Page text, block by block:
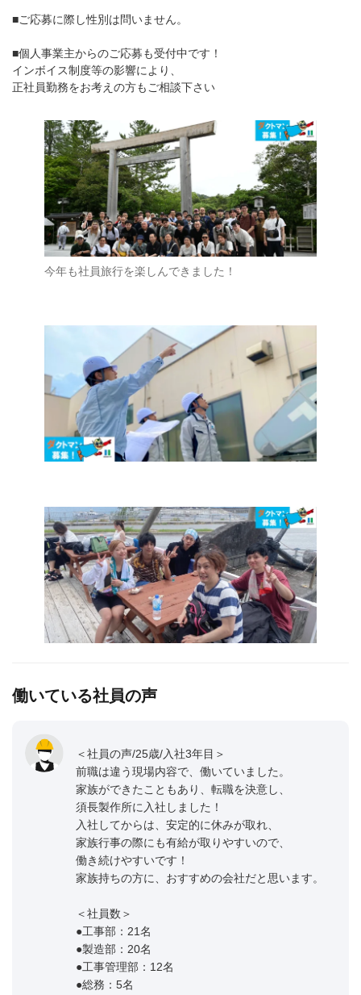
■ご応募に際し性別は問いません。
■個人事業主からのご応募も受付中です！
インボイス制度等の影響により、
正社員勤務をお考えの方もご相談下さい
今年も社員旅行を楽しんできました！
働いている社員の声
＜社員の声/25歳/入社3年目＞
前職は違う現場内容で、働いていました。
家族ができたこともあり、転職を決意し、
須長製作所に入社しました！
入社してからは、安定的に休みが取れ、
家族行事の際にも有給が取りやすいので、
働き続けやすいです！
家族持ちの方に、おすすめの会社だと思います。
＜社員数＞
●工事部：21名
●製造部：20名
●工事管理部：12名
●総務：5名